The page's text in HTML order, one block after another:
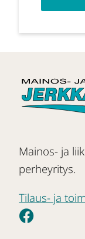
Mainos- ja
perheyritys.
Tilaus- ja